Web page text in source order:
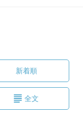
新着順
全文